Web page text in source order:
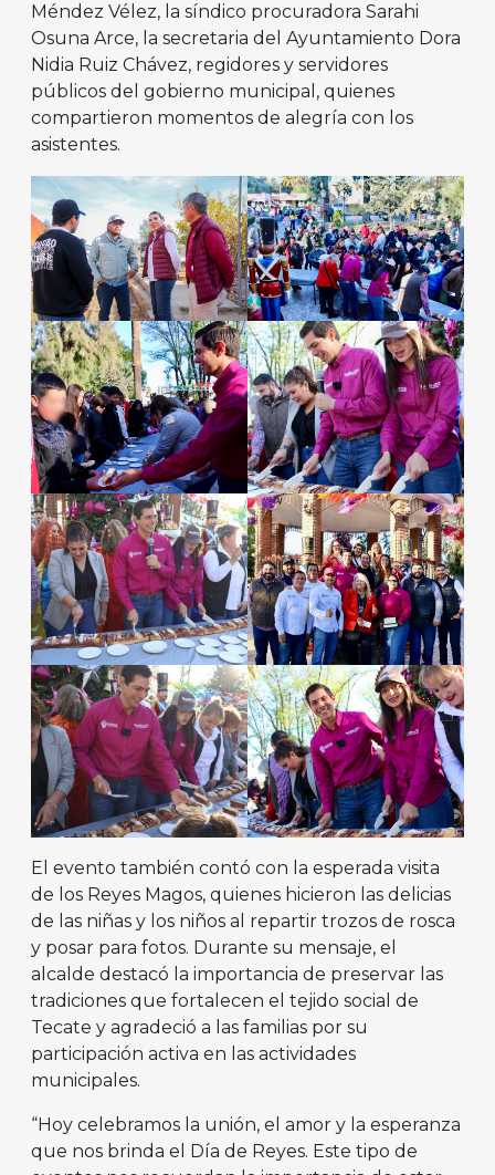
Méndez Vélez, la síndico procuradora Sarahi
Osuna Arce, la secretaria del Ayuntamiento Dora
Nidia Ruiz Chávez, regidores y servidores
públicos del gobierno municipal, quienes
compartieron momentos de alegría con los
asistentes.
El evento también contó con la esperada visita
de los Reyes Magos, quienes hicieron las delicias
de las niñas y los niños al repartir trozos de rosca
y posar para fotos. Durante su mensaje, el
alcalde destacó la importancia de preservar las
tradiciones que fortalecen el tejido social de
Tecate y agradeció a las familias por su
participación activa en las actividades
municipales.
“Hoy celebramos la unión, el amor y la esperanza
que nos brinda el Día de Reyes. Este tipo de